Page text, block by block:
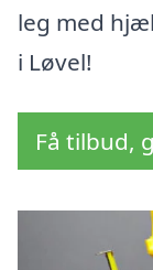
leg med
i Løvel!
Få tilbud,